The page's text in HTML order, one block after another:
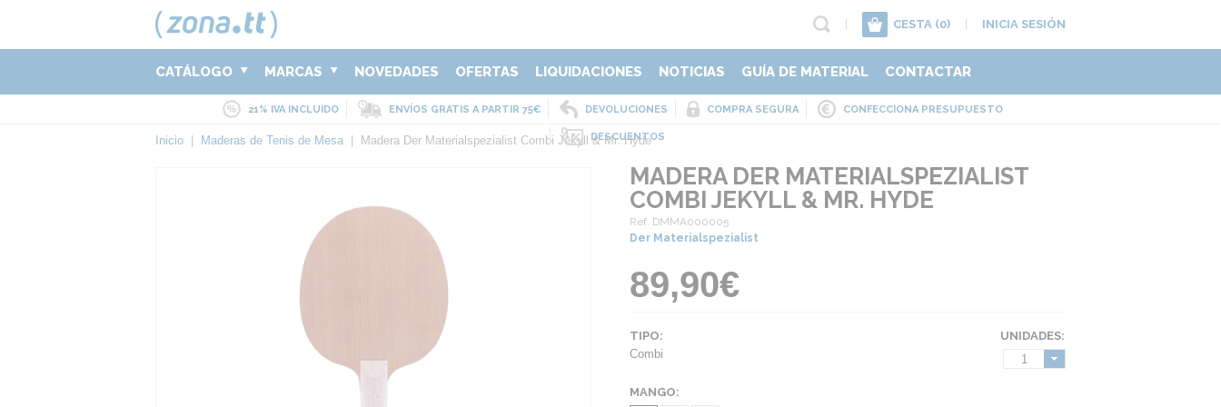
CESTA (0) INICIA SESIÓN
CATÁLOGO MARCAS NOVEDADES OFERTAS LIQUIDACIONES NOTICIAS GUÍA DE MATERIAL CONTACTAR
21% IVA INCLUIDO ENVÍOS GRATIS A PARTIR 75€ DEVOLUCIONES COMPRA SEGURA CONFECCIONA PRESUPUESTO
DESCUENTOS
Inicio Maderas de Tenis de Mesa Madera Der Materialspezialist Combi Jekyll & Mr. Hyde
MADERA DER MATERIALSPEZIALIST
COMBI JEKYLL & MR. HYDE
Ref. DMMA000005
Der Materialspezialist
89,90€
UNIDADES:
1
TIPO:
Combi
MANGO: